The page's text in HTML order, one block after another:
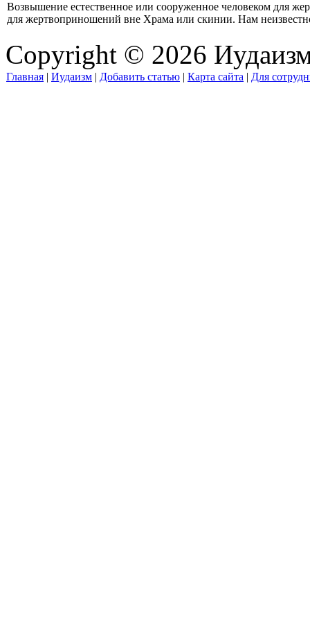
Возвышение естественное или сооруженное человеком для
для жертвоприношений вне Храма или скинии. Нам
Copyright © 2026
Главная | Иудаизм | Добавить статью | Карта сайта | Для